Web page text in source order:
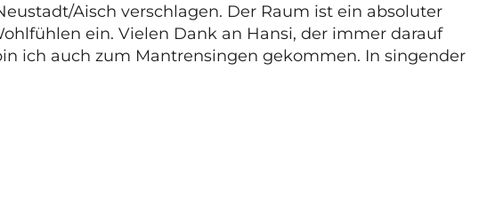
Aisch verschlagen. Der Raum ist ein absoluter
ein. Vielen Dank an Hansi, der immer darauf
ich auch zum Mantrensingen gekommen. In singender